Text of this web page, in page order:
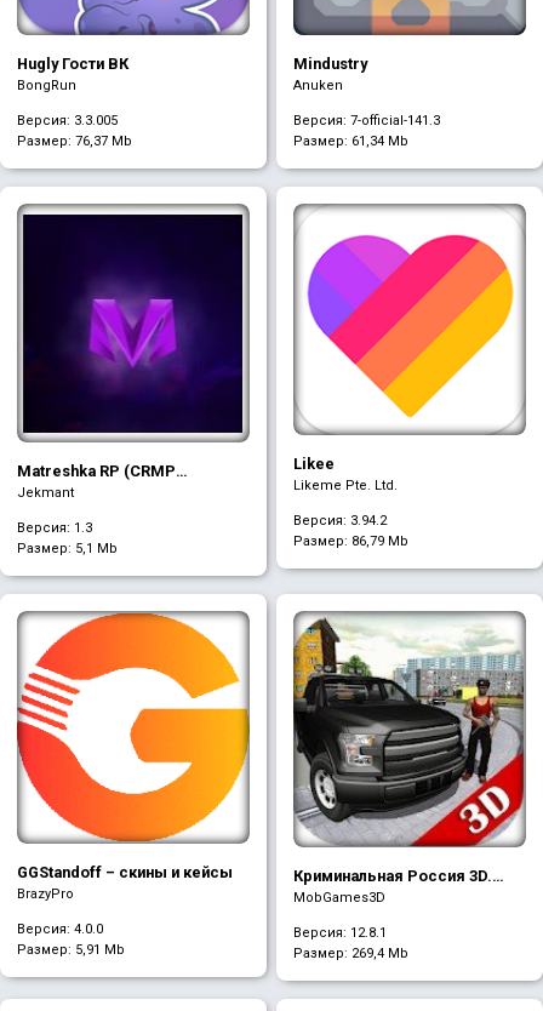
Hugly Гости ВК
BongRun
Версия: 3.3.005
Размер: 76,37 Mb
Mindustry
Anuken
Версия: 7-official-141.3
Размер: 61,34 Mb
Matreshka RP (CRMP
Launcher)
Jekmant
Версия: 1.3
Размер: 5,1 Mb
Likee
Likeme Pte. Ltd.
Версия: 3.94.2
Размер: 86,79 Mb
GGStandoff – скины и кейсы
BrazyPro
Версия: 4.0.0
Размер: 5,91 Mb
Криминальная Россия 3D.
Борис
MobGames3D
Версия: 12.8.1
Размер: 269,4 Mb